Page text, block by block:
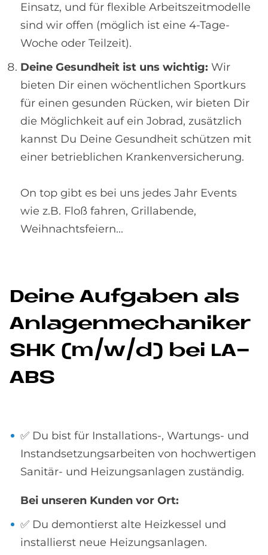
Einsatz, und für flexible Arbeitszeitmodelle
sind wir offen (möglich ist eine 4-Tage-
Woche oder Teilzeit).
Deine Gesundheit ist uns wichtig: Wir
bieten Dir einen wöchentlichen Sportkurs
für einen gesunden Rücken, wir bieten Dir
die Möglichkeit auf ein Jobrad, zusätzlich
kannst Du Deine Gesundheit schützen mit
einer betrieblichen Krankenversicherung.
On top gibt es bei uns jedes Jahr Events
wie z.B. Floß fahren, Grillabende,
Weihnachtsfeiern...
De­i­ne Auf­ga­ben als
An­la­gen­me­cha­ni­ker
SHK (m/w/d) bei LA­
A­BS
✅ Du bist für Installations-, Wartungs- und
Instandsetzungsarbeiten von hochwertigen
Sanitär- und Heizungsanlagen zuständig.
Bei unseren Kunden vor Ort:
✅ Du demontierst alte Heizkessel und
installierst neue Heizungsanlagen.